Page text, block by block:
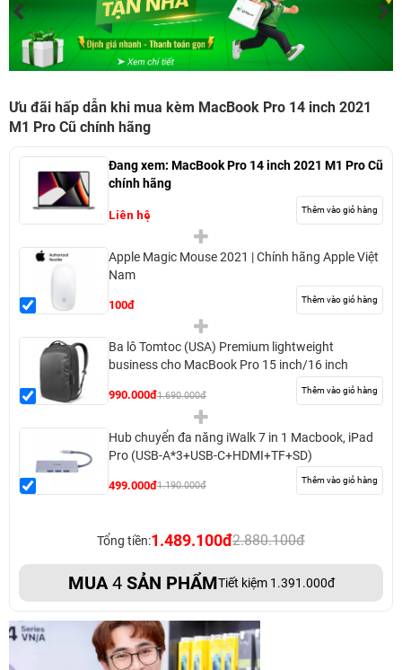
Ưu đãi hấp dẫn khi mua kèm MacBook Pro 14 inch 2021
M1 Pro Cũ chính hãng
Đang xem: MacBook Pro 14 inch 2021 M1 Pro Cũ
chính hãng
Liên hệ Thêm vào giỏ hàng
Apple Magic Mouse 2021 | Chính hãng Apple Việt
Nam
100đ Thêm vào giỏ hàng
Ba lô Tomtoc (USA) Premium lightweight
business cho MacBook Pro 15 inch/16 inch
990.000đ1.690.000đ Thêm vào giỏ hàng
Hub chuyển đa năng iWalk 7 in 1 Macbook, iPad
Pro (USB-A*3+USB-C+HDMI+TF+SD)
499.000đ1.190.000đ Thêm vào giỏ hàng
Tổng tiền:1.489.100đ2.880.100đ
MUA4SẢN PHẨMTiết kiệm 1.391.000đ